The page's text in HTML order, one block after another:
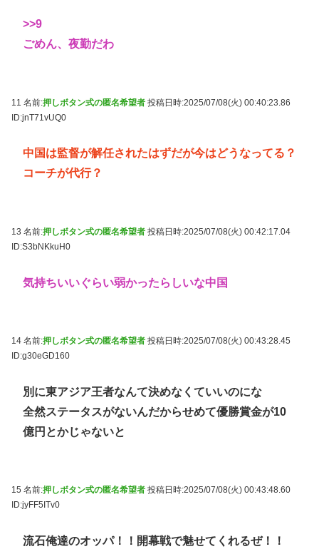
>>9
ごめん、夜勤だわ
11 名前:押しボタン式の匿名希望者 投稿日時:2025/07/08(火) 00:40:23.86
ID:jnT71vUQ0
中国は監督が解任されたはずだが今はどうなってる？
コーチが代行？
13 名前:押しボタン式の匿名希望者 投稿日時:2025/07/08(火) 00:42:17.04
ID:S3bNKkuH0
気持ちいいぐらい弱かったらしいな中国
14 名前:押しボタン式の匿名希望者 投稿日時:2025/07/08(火) 00:43:28.45
ID:g30eGD160
別に東アジア王者なんて決めなくていいのにな
全然ステータスがないんだからせめて優勝賞金が10
億円とかじゃないと
15 名前:押しボタン式の匿名希望者 投稿日時:2025/07/08(火) 00:43:48.60
ID:jyFF5ITv0
流石俺達のオッパ！！開幕戦で魅せてくれるぜ！！